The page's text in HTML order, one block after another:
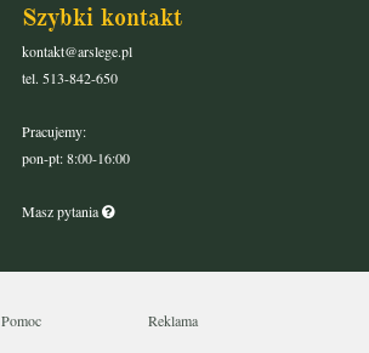
Szybki kontakt
kontakt@arslege.pl
tel. 513-842-650
Pracujemy:
pon-pt: 8:00-16:00
Masz pytania
Pomoc Reklama